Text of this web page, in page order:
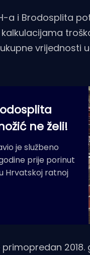
i Brodosplita
ne želi!
je službeno
prije porinut
Hrvatskoj ratnoj